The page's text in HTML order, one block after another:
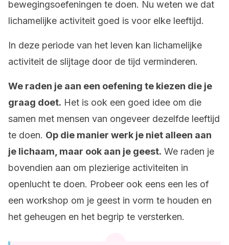
bewegingsoefeningen te doen. Nu weten we dat
lichamelijke activiteit goed is voor elke leeftijd.
In deze periode van het leven kan lichamelijke
activiteit de slijtage door de tijd verminderen.
We raden je aan een oefening te kiezen die je
graag doet. Het is ook een goed idee om die
samen met mensen van ongeveer dezelfde leeftijd
te doen. Op die manier werk je niet alleen aan
je lichaam, maar ook aan je geest. We raden je
bovendien aan om plezierige activiteiten in
openlucht te doen. Probeer ook eens een les of
een workshop om je geest in vorm te houden en
het geheugen en het begrip te versterken.